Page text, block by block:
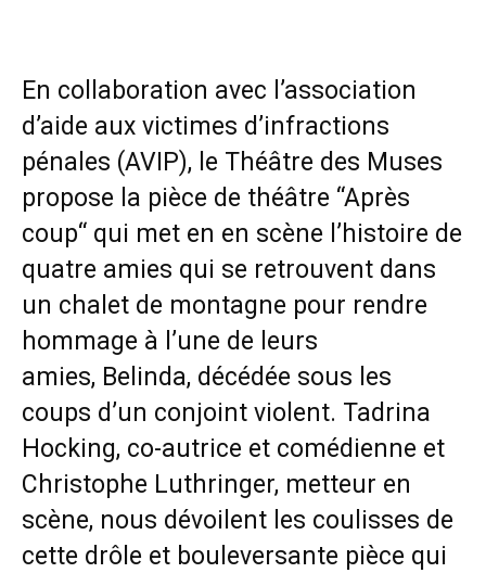
En collaboration avec l’association
d’aide aux victimes d’infractions
pénales (AVIP), le Théâtre des Muses
propose la pièce de théâtre “Après
coup“ qui met en en scène l’histoire de
quatre amies qui se retrouvent dans
un chalet de montagne pour rendre
hommage à l’une de leurs
amies, Belinda, décédée sous les
coups d’un conjoint violent. Tadrina
Hocking, co-autrice et comédienne et
Christophe Luthringer, metteur en
scène, nous dévoilent les coulisses de
cette drôle et bouleversante pièce qui